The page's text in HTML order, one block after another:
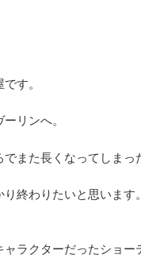
す。
リンへ。
でまた長くなってしまっ
終わりたいと思います。
ラクターだったショー